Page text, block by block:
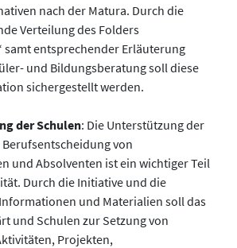
nach der Matura. Durch die
Verteilung des Folders
samt entsprechender Erläuterung
und Bildungsberatung soll diese
sichergestellt werden.
der Schulen: Die Unterstützung der
von
und Absolventen ist ein wichtiger Teil
Durch die Initiative und die
und Materialien soll das
und Schulen zur Setzung von
Projekten,